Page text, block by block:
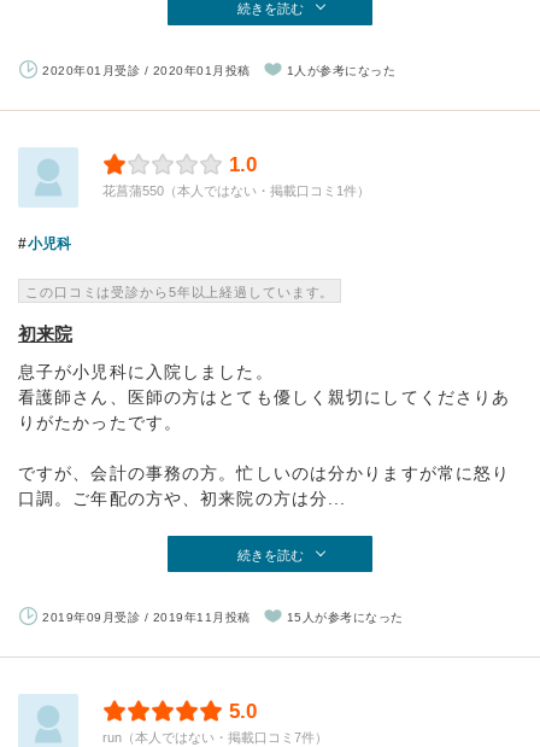
続きを読む
2020年01月受診 / 2020年01月投稿 1人が参考になった
1.0
花菖蒲550（本人ではない・掲載口コミ1件）
小児科
この口コミは受診から5年以上経過しています。
初来院
息子が小児科に入院しました。
看護師さん、医師の方はとても優しく親切にしてくださりあ
りがたかったです。
ですが、会計の事務の方。忙しいのは分かりますが常に怒り
口調。ご年配の方や、初来院の方は分...
続きを読む
2019年09月受診 / 2019年11月投稿 15人が参考になった
5.0
run（本人ではない・掲載口コミ7件）